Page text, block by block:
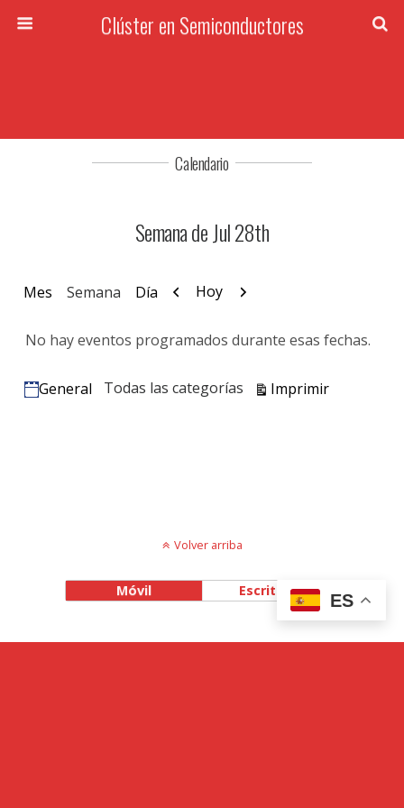
Clúster en Semiconductores
Calendario
Semana de Jul 28th
Mes Semana Día Anterior
Hoy Siguiente
No hay eventos programados durante esas fechas.
Categorías
General Todas las categorías ImprimirVistas
Volver arriba
Móvil Escritorio
ES